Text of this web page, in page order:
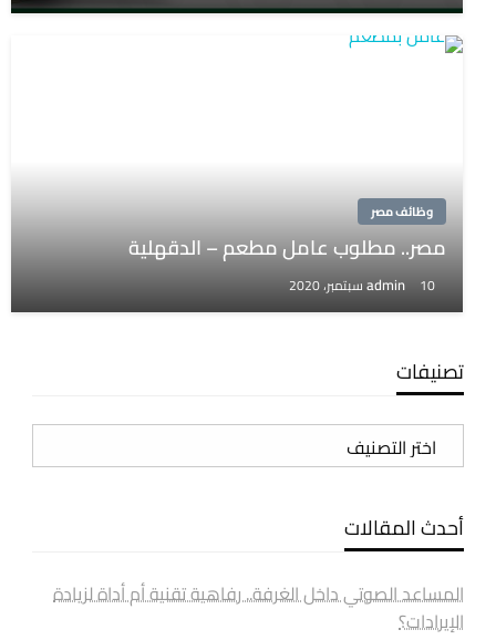
وظائف مصر
مصر.. مطلوب عامل مطعم – الدقهلية
admin 10 سبتمبر، 2020
تصنيفات
تصنيفات
أحدث المقالات
المساعد الصوتي داخل الغرفة.. رفاهية تقنية أم أداة لزيادة
الإيرادات؟